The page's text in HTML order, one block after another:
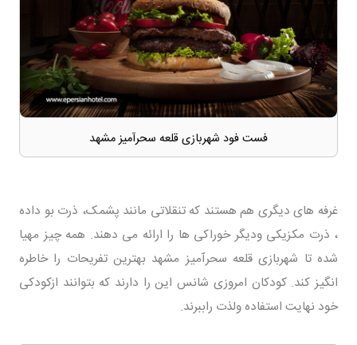
فست فود شهربازی قلعه سحرآمیز مشهد
غرفه های دیگری هم هستند که تنقلاتی مانند پشمک، ذرت بو داده
، ذرت مکزیکی ودیگر خوراکی ها را ارائه می دهند. همه چیز مهیا
شده تا شهربازی قلعه سحرآمیز مشهد بهترین تفریحات را خاطره
انگیز کند. کودکان امروزی شانس این را دارند که بتوانند ازکودکی
خود نهایت استفاده ولذت راببرند.